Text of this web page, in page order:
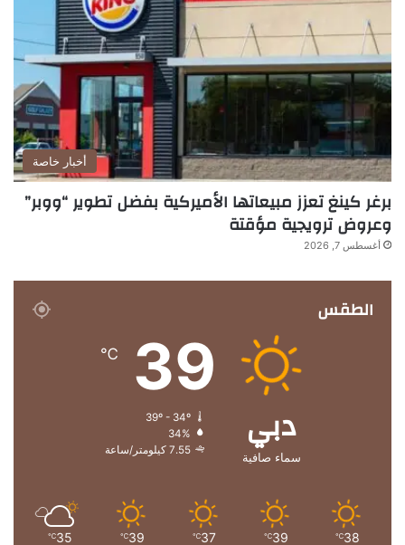
أخبار خاصة
برغر كينغ تعزز مبيعاتها الأميركية بفضل تطوير “ووبر”
وعروض ترويجية مؤقتة
أغسطس 7, 2026
الطقس
دبي
سماء صافية
39
℃
39º - 34º
34%
7.55 كيلومتر/ساعة
38
℃
39
℃
37
℃
39
℃
35
℃